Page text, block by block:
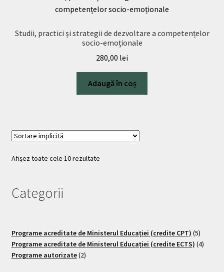
Studii, practici și strategii de dezvoltare a competențelor
socio-emoționale
280,00 lei
Adaugă în coș
Afișez toate cele 10 rezultate
Categorii
Programe acreditate de Ministerul Educației (credite CPT) 5
Programe acreditate de Ministerul Educației (credite ECTS) 4
Programe autorizate 2